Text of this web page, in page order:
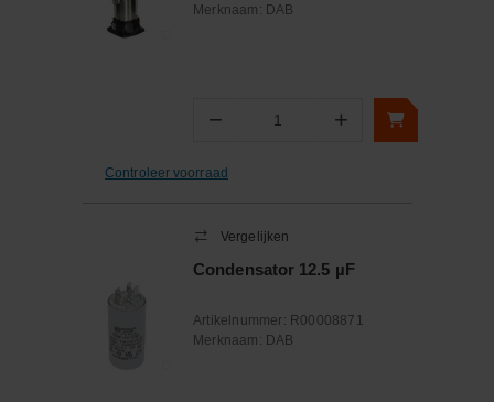
Merknaam: DAB
− Aantal +
Controleer voorraad
Vergelijken
Condensator 12.5 µF
Artikelnummer: R00008871
Merknaam: DAB